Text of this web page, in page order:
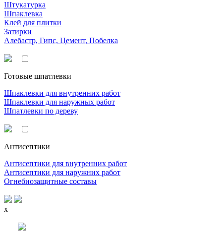
Штукатурка
Шпаклевка
Клей для плитки
Затирки
Алебастр, Гипс, Цемент, Побелка
Готовые шпатлевки
Шпаклевки для внутренних работ
Шпаклевки для наружных работ
Шпатлевки по дереву
Антисептики
Антисептики для внутренних работ
Антисептики для наружних работ
Огнебиозащитные составы
x